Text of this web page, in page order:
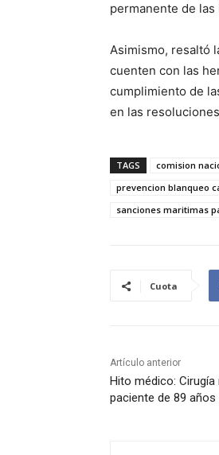
permanente de
Asimismo, resaltó
cuenten con las
cumplimiento de
en las
TAGS comision
prevencion blanqueo
sanciones maritimas
Cuota
Artículo anterior
Hito médico:
paciente de 89